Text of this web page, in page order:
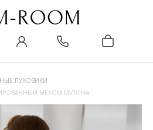
ПУХОВИКИ
МЕХОМ МУТОНА